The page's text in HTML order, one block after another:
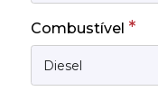
Combustível *